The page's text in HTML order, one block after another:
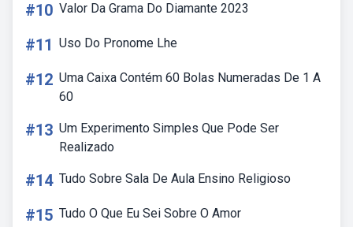
#10 Valor Da Grama Do Diamante 2023
#11 Uso Do Pronome Lhe
#12 Uma Caixa Contém 60 Bolas Numeradas De 1 A
60
#13 Um Experimento Simples Que Pode Ser
Realizado
#14 Tudo Sobre Sala De Aula Ensino Religioso
#15 Tudo O Que Eu Sei Sobre O Amor